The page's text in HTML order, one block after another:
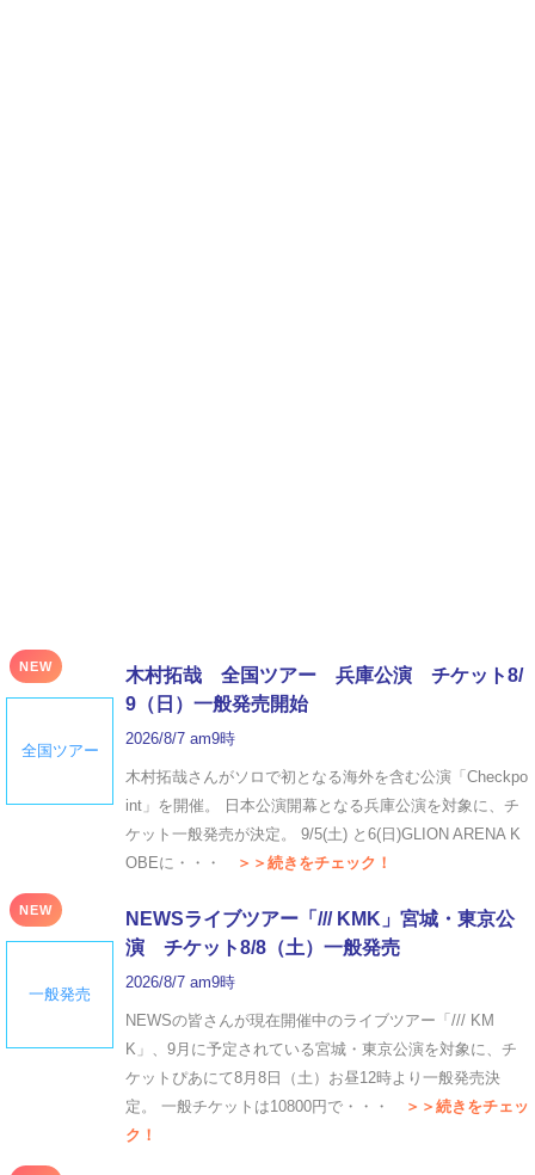
NEW
全国ツアー
木村拓哉 全国ツアー 兵庫公演 チケット8/
9（日）一般発売開始
2026/8/7 am9時
木村拓哉さんがソロで初となる海外を含む公演「Checkpo
int」を開催。 日本公演開幕となる兵庫公演を対象に、チ
ケット一般発売が決定。 9/5(土) と6(日)GLION ARENA K
OBEに・・・
＞＞続きをチェック！
NEW
一般発売
NEWSライブツアー「/// KMK」宮城・東京公
演 チケット8/8（土）一般発売
2026/8/7 am9時
NEWSの皆さんが現在開催中のライブツアー「/// KM
K」、9月に予定されている宮城・東京公演を対象に、チ
ケットぴあにて8月8日（土）お昼12時より一般発売決
定。 一般チケットは10800円で・・・
＞＞続きをチェッ
ク！